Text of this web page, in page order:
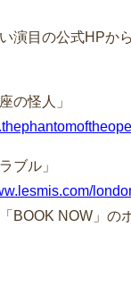
演目の公式HPか
の怪人」
ブル」
「BOOK NOW」の